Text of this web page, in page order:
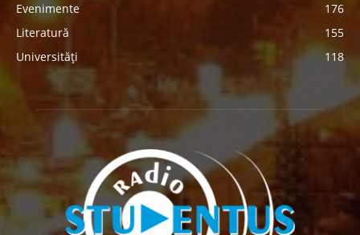
Evenimente
176
Literatură
155
Universități
118